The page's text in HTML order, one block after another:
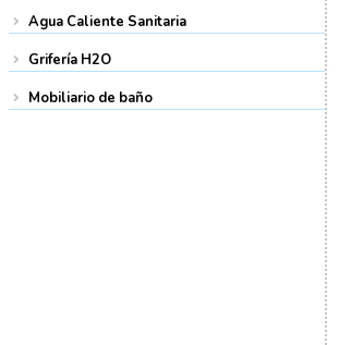
Agua Caliente Sanitaria
Grifería H2O
Mobiliario de baño